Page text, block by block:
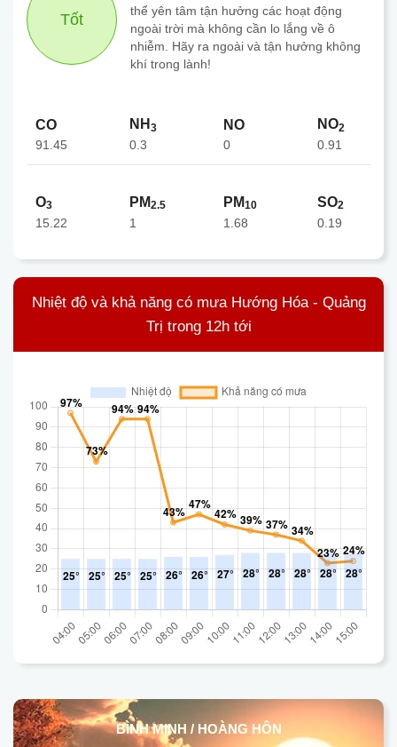
Tốt
thể yên tâm tận hưởng các hoạt động
ngoài trời mà không cần lo lắng về ô
nhiễm. Hãy ra ngoài và tận hưởng không
khí trong lành!
CO
91.45
NH 3
0.3
NO
0
NO2
0.91
O3
15.22
PM2.5
1
PM10
1.68
SO2
0.19
Nhiệt độ và khả năng có mưa Hướng Hóa - Quảng
Trị trong 12h tới
BÌNH MINH / HOÀNG HÔN